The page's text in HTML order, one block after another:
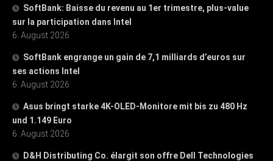
SoftBank: Baisse du revenu au 1er trimestre, plus-value
sur la participation dans Intel
6. August 2026
SoftBank engrange un gain de 7,1 milliards d’euros sur
ses actions Intel
6. August 2026
Asus bringt starke 4K-OLED-Monitore mit bis zu 480 Hz
und 1.149 Euro
6. August 2026
D&H Distributing Co. élargit son offre Dell Technologies